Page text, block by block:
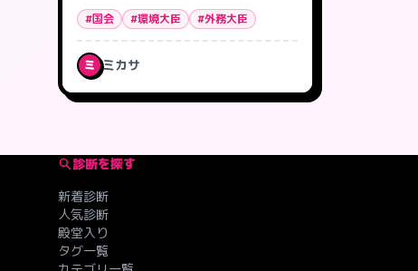
#国会 #環境大臣 #外務大臣
ミ ミカサ
診断を探す
新着診断
人気診断
殿堂入り
タグ一覧